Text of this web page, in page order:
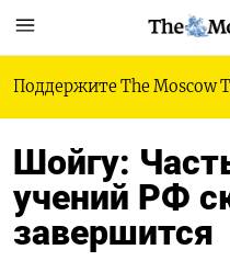
Поддержите The Moscow
Шойгу:
учений РФ
завершится